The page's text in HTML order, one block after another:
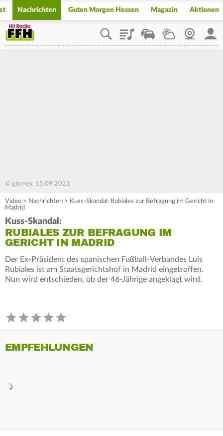
Nachrichten Guten Morgen Hessen Magazin Aktionen
PlaylistStaupilotWetterWebcam
© glomex, 15.09.2023
Video > Nachrichten > Kuss-Skandal: Rubiales zur Befragung im Gericht in
Madrid
Kuss-Skandal:
RUBIALES ZUR BEFRAGUNG IM
GERICHT IN MADRID
Der Ex-Präsident des spanischen Fußball-Verbandes Luis
Rubiales ist am Staatsgerichtshof in Madrid eingetroffen.
Nun wird entschieden, ob der 46-Jährige angeklagt wird.
EMPFEHLUNGEN